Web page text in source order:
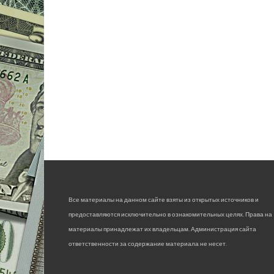
Все материалы на данном сайте взяты из открытых источников и
предоставляются исключительно в ознакомительных целях. Права на
материалы принадлежат их владельцам. Администрация сайта
ответственности за содержание материала не несет.